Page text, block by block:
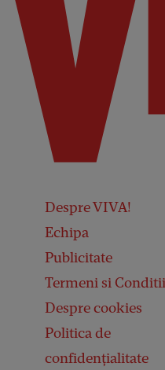
Despre VIVA!
Echipa
Publicitate
Termeni si Conditii
Despre cookies
Politica de
confidențialitate